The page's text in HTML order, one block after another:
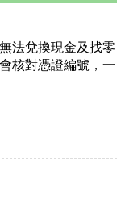
法兌換現金及找零
核對憑證編號，一